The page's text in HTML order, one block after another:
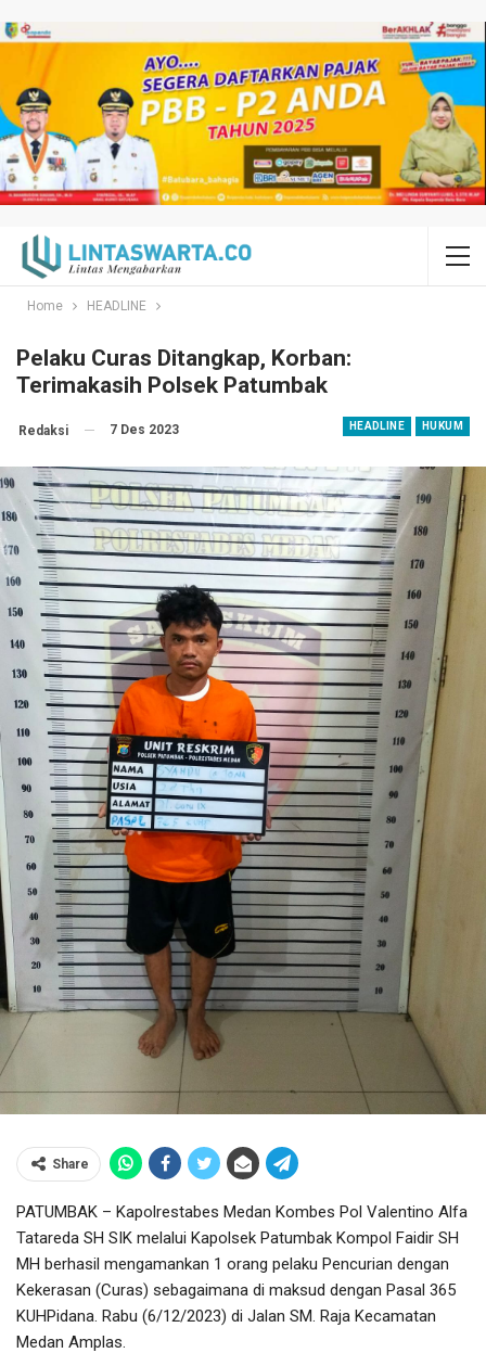
Home HEADLINE
Pelaku Curas Ditangkap, Korban:
Terimakasih Polsek Patumbak
HEADLINE HUKUM
Redaksi 7 Des 2023
Share
PATUMBAK – Kapolrestabes Medan Kombes Pol Valentino Alfa
Tatareda SH SIK melalui Kapolsek Patumbak Kompol Faidir SH
MH berhasil mengamankan 1 orang pelaku Pencurian dengan
Kekerasan (Curas) sebagaimana di maksud dengan Pasal 365
KUHPidana. Rabu (6/12/2023) di Jalan SM. Raja Kecamatan
Medan Amplas.